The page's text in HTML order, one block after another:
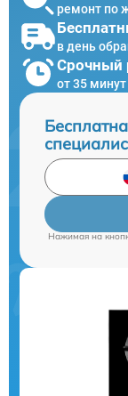
ремонт по
в день
Срочный
от 35 минут
Нажимая на